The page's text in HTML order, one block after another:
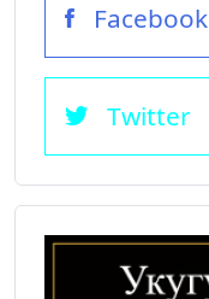
Facebook
Twitter